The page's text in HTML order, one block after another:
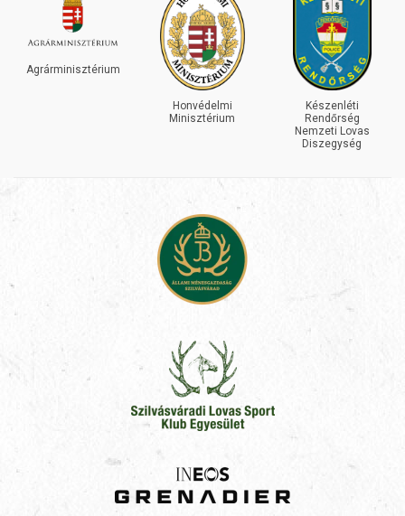
Agrárminisztérium
Honvédelmi
Minisztérium
Készenléti
Rendőrség
Nemzeti Lovas
Diszegység